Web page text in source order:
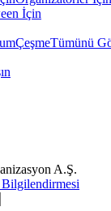
İçin
ÇeşmeTümünü
A.Ş.